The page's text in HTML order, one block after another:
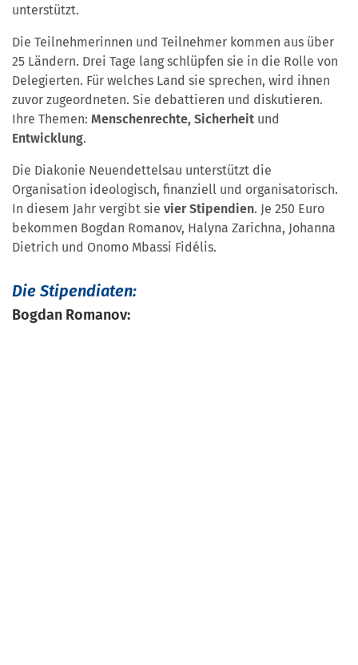
unterstützt.
Die Teilnehmerinnen und Teilnehmer kommen aus über
25 Ländern. Drei Tage lang schlüpfen sie in die Rolle von
Delegierten. Für welches Land sie sprechen, wird ihnen
zuvor zugeordneten. Sie debattieren und diskutieren.
Ihre Themen: Menschenrechte, Sicherheit und
Entwicklung.
Die Diakonie Neuendettelsau unterstützt die
Organisation ideologisch, finanziell und organisatorisch.
In diesem Jahr vergibt sie vier Stipendien. Je 250 Euro
bekommen Bogdan Romanov, Halyna Zarichna, Johanna
Dietrich und Onomo Mbassi Fidélis.
Die Stipendiaten:
Bogdan Romanov: